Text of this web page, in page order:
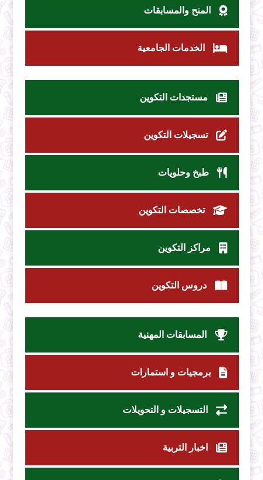
المنح والمسابقات
الخدمات الجامعية
مستجدات التكوين
تسجيلات التكوين
طبخ وحلويات
تخصصات التكوين
مراكز التكوين
دروس التكوين
المسابقات المهنية
برمجيات و استمارات
التسجيلات و التحويلات
اخبار التربية